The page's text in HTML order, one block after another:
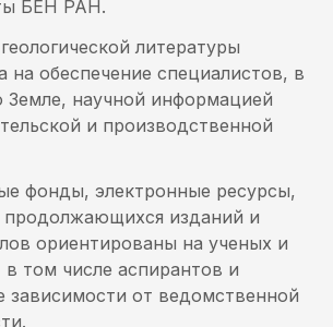
БЕН РАН.
литературы
на обеспечение специалистов, в
Земле, научной информацией
и производственной
фонды, электронные ресурсы,
продолжающихся изданий и
ориентированы на ученых и
в том числе аспирантов и
зависимости от ведомственной